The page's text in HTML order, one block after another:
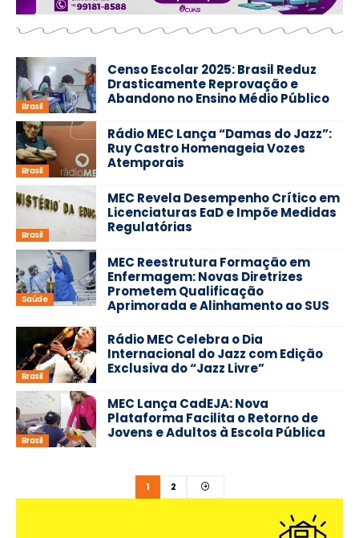
Brasil
Censo Escolar 2025: Brasil Reduz
Drasticamente Reprovação e
Abandono no Ensino Médio Público
Brasil
Rádio MEC Lança “Damas do Jazz”:
Ruy Castro Homenageia Vozes
Atemporais
Brasil
MEC Revela Desempenho Crítico em
Licenciaturas EaD e Impõe Medidas
Regulatórias
Saúde
MEC Reestrutura Formação em
Enfermagem: Novas Diretrizes
Prometem Qualificação
Aprimorada e Alinhamento ao SUS
Brasil
Rádio MEC Celebra o Dia
Internacional do Jazz com Edição
Exclusiva do “Jazz Livre”
Brasil
MEC Lança CadEJA: Nova
Plataforma Facilita o Retorno de
Jovens e Adultos à Escola Pública
1 2